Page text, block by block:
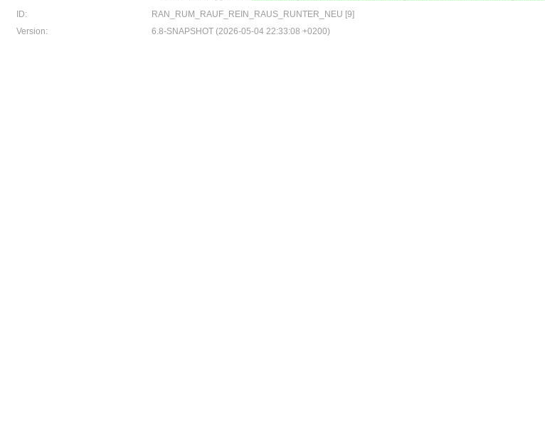
ID:
RAN_RUM_RAUF_REIN_RAUS_RUNTER_NEU [9]
Version:
6.8-SNAPSHOT (2026-05-04 22:33:08 +0200)